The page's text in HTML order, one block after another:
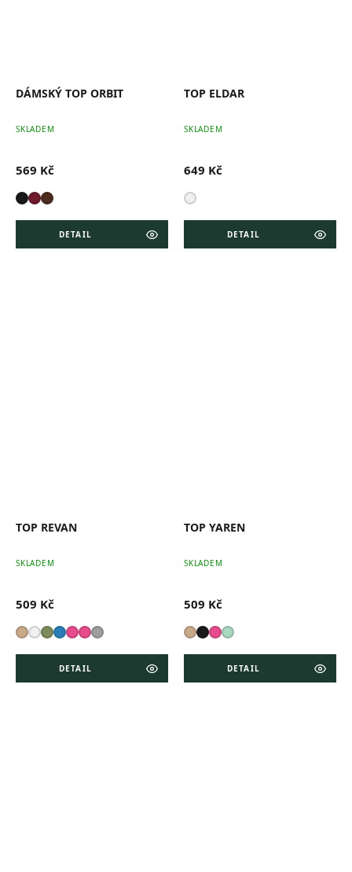
DÁMSKÝ TOP ORBIT
SKLADEM
569 Kč
DETAIL
TOP ELDAR
SKLADEM
649 Kč
DETAIL
TOP REVAN
SKLADEM
509 Kč
DETAIL
TOP YAREN
SKLADEM
509 Kč
DETAIL